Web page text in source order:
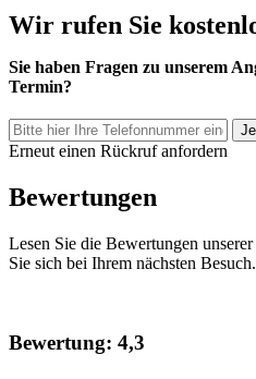
Wir rufen Sie
Sie haben Fragen zu unserem
Termin?
Erneut einen Rückruf anfordern
Bewertungen
Lesen Sie die Bewertungen unserer
Sie sich bei Ihrem nächsten Besuch.
Bewertung: 4,3